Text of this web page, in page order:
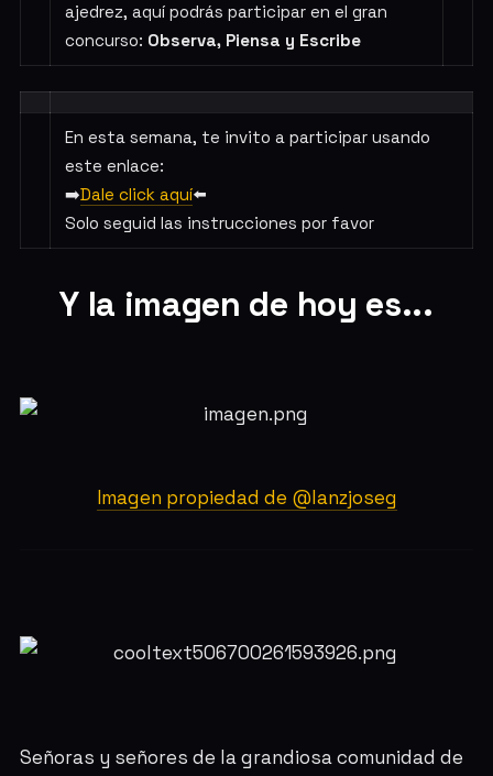
ajedrez, aquí podrás participar en el gran
concurso: Observa, Piensa y Escribe
En esta semana, te invito a participar usando
este enlace:
➡️Dale click aquí⬅️
Solo seguid las instrucciones por favor
Y la imagen de hoy es...
Imagen propiedad de @lanzjoseg
Señoras y señores de la grandiosa comunidad de